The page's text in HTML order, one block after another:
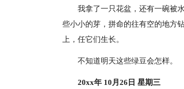
我拿了一只花盆，还有一碗被
些小小的芽，拼命的往有空的地方
上，任它们生长。
不知道明天这些绿豆会怎样。
20xx年 10月26日 星期三